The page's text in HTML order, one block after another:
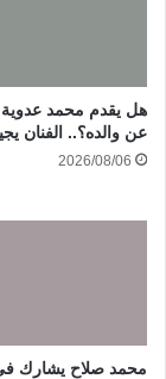
هل يقدم محمد عدوية
عن والده؟.. الفنان
2026/08/06
محمد صلاح يشارك